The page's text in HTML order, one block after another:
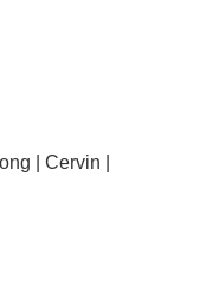
| Cervin |